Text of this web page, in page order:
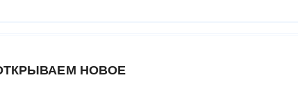
из
НОВОЕ